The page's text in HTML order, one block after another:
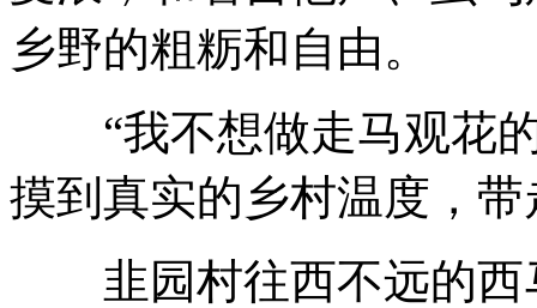
乡野的粗粝和自由。
“我不想做走马观花的
摸到真实的乡村温度，
韭园村往西不远的西